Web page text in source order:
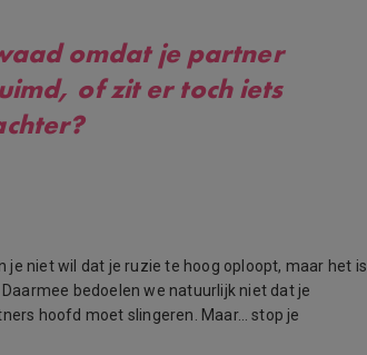
omdat je partner
of zit er toch iets
niet wil dat je ruzie te hoog oploopt, maar het is
bedoelen we natuurlijk niet dat je
hoofd moet slingeren. Maar… stop je